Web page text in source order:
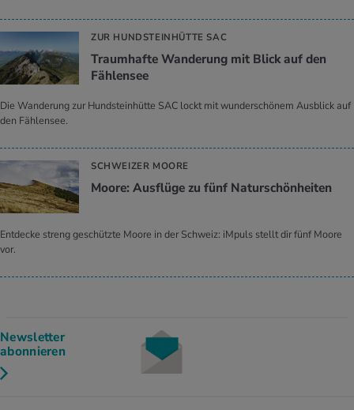
ZUR HUNDSTEINHÜTTE SAC
Traumhafte Wanderung mit Blick auf den
Fählensee
Die Wanderung zur Hundsteinhütte SAC lockt mit wunderschönem Ausblick auf
den Fählensee.
SCHWEIZER MOORE
Moore: Ausflüge zu fünf Naturschönheiten
Entdecke streng geschützte Moore in der Schweiz: iMpuls stellt dir fünf Moore
vor.
Newsletter
abonnieren